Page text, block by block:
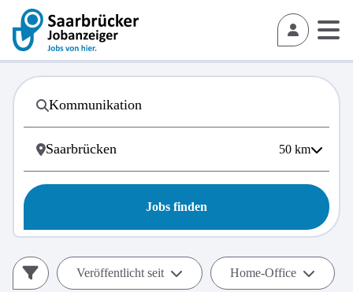
50 km
Jobs finden
Veröffentlicht seit Home-Office